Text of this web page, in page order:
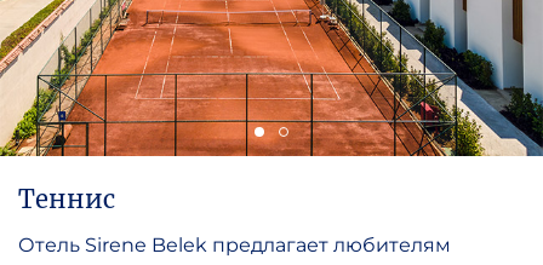
Теннис
Отель Sirene Belek предлагает любителям